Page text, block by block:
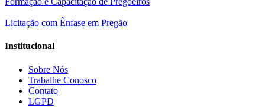
Licitação com Ênfase em Pregão
Institucional
Sobre Nós
Trabalhe Conosco
Contato
LGPD